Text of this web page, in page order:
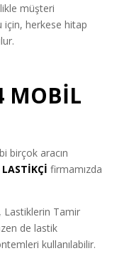
müşteri
herkese hitap
MOBİL
birçok aracın
firmamızda
Lastiklerin Tamir
de lastik
kullanılabilir.